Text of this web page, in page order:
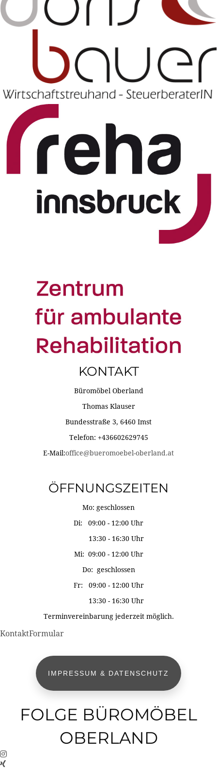
KONTAKT
Büromöbel Oberland
Thomas Klauser
Bundesstraße 3, 6460 Imst
Telefon: +436602629745
E-Mail:office@bueromoebel-oberland.at
ÖFFNUNGSZEITEN
Mo: geschlossen
Di: 09:00 - 12:00 Uhr
13:30 - 16:30 Uhr
Mi: 09:00 - 12:00 Uhr
Do: geschlossen
Fr: 09:00 - 12:00 Uhr
13:30 - 16:30 Uhr
Terminvereinbarung jederzeit möglich.
KontaktFormular
IMPRESSUM & DATENSCHUTZ
FOLGE BÜROMÖBEL
OBERLAND